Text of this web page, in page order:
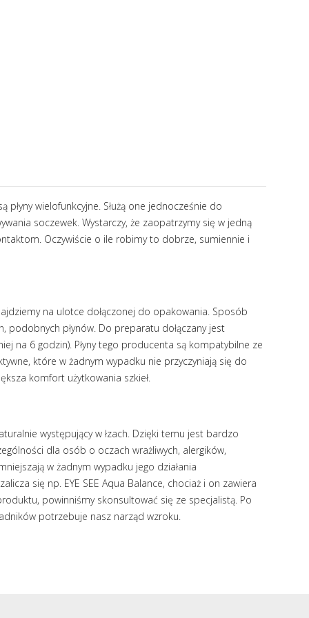
płyny wielofunkcyjne. Służą one jednocześnie do
soczewek. Wystarczy, że zaopatrzymy się w jedną
Oczywiście o ile robimy to dobrze, sumiennie i
na ulotce dołączonej do opakowania. Sposób
płynów. Do preparatu dołączany jest
na 6 godzin). Płyny tego producenta są kompatybilne ze
które w żadnym wypadku nie przyczyniają się do
komfort użytkowania szkieł.
występujący w łzach. Dzięki temu jest bardzo
dla osób o oczach wrażliwych, alergików,
w żadnym wypadku jego działania
się np. EYE SEE Aqua Balance, chociaż i on zawiera
powinniśmy skonsultować się ze specjalistą. Po
potrzebuje nasz narząd wzroku.